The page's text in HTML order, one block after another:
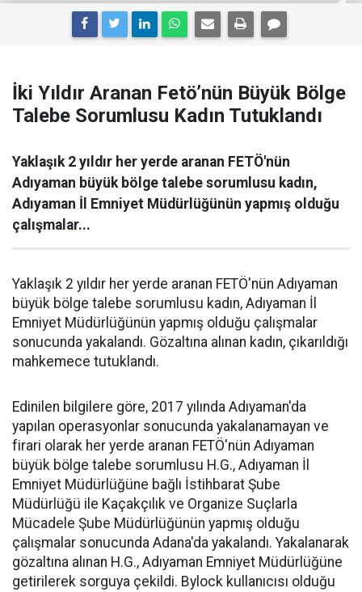
İki Yıldır Aranan Fetö’nün Büyük Bölge
Talebe Sorumlusu Kadın Tutuklandı
Yaklaşık 2 yıldır her yerde aranan FETÖ'nün
Adıyaman büyük bölge talebe sorumlusu kadın,
Adıyaman İl Emniyet Müdürlüğünün yapmış olduğu
çalışmalar...
Yaklaşık 2 yıldır her yerde aranan FETÖ'nün Adıyaman
büyük bölge talebe sorumlusu kadın, Adıyaman İl
Emniyet Müdürlüğünün yapmış olduğu çalışmalar
sonucunda yakalandı. Gözaltına alınan kadın, çıkarıldığı
mahkemece tutuklandı.
Edinilen bilgilere göre, 2017 yılında Adıyaman'da
yapılan operasyonlar sonucunda yakalanamayan ve
firari olarak her yerde aranan FETÖ'nün Adıyaman
büyük bölge talebe sorumlusu H.G., Adıyaman İl
Emniyet Müdürlüğüne bağlı İstihbarat Şube
Müdürlüğü ile Kaçakçılık ve Organize Suçlarla
Mücadele Şube Müdürlüğünün yapmış olduğu
çalışmalar sonucunda Adana'da yakalandı. Yakalanarak
gözaltına alınan H.G., Adıyaman Emniyet Müdürlüğüne
getirilerek sorguya çekildi. Bylock kullanıcısı olduğu